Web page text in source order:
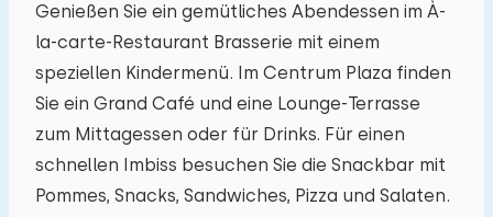
Genießen Sie ein gemütliches Abendessen im À-
la-carte-Restaurant Brasserie mit einem
speziellen Kindermenü. Im Centrum Plaza finden
Sie ein Grand Café und eine Lounge-Terrasse
zum Mittagessen oder für Drinks. Für einen
schnellen Imbiss besuchen Sie die Snackbar mit
Pommes, Snacks, Sandwiches, Pizza und Salaten.